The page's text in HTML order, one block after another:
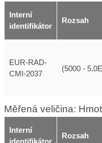
Interní
identifikátor
Rozsah
EUR-RAD-
CMI-2037
(5000 -
Měřená veličina:
Interní
Rozsah